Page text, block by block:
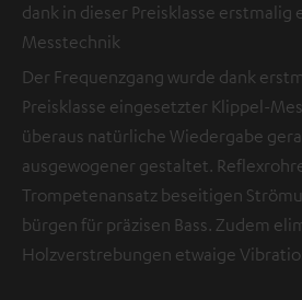
dank in dieser Preisklasse
Messtechnik
Der Frequenzgang wurde dank
Preisklasse eingesetzter Klippel-
überaus natürliche Wiedergabe
ausgewogener gestaltet.
Trompetenansatz beseitigen
bürgen für präzisen Bass. Zudem
Holzverstrebungen etwaige